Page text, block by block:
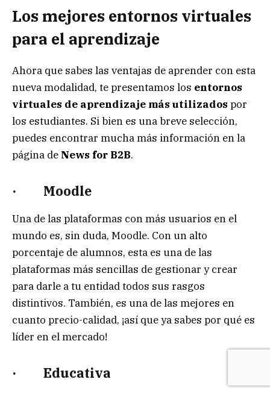
Los mejores entornos virtuales
para el aprendizaje
Ahora que sabes las ventajas de aprender con esta
nueva modalidad, te presentamos los entornos
virtuales de aprendizaje más utilizados por
los estudiantes. Si bien es una breve selección,
puedes encontrar mucha más información en la
página de News for B2B.
· Moodle
Una de las plataformas con más usuarios en el
mundo es, sin duda, Moodle. Con un alto
porcentaje de alumnos, esta es una de las
plataformas más sencillas de gestionar y crear
para darle a tu entidad todos sus rasgos
distintivos. También, es una de las mejores en
cuanto precio-calidad, ¡así que ya sabes por qué es
líder en el mercado!
· Educativa